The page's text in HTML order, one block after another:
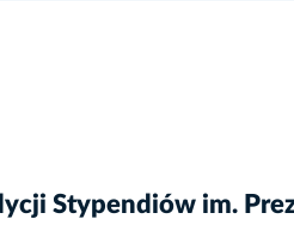
Stypendiów im.